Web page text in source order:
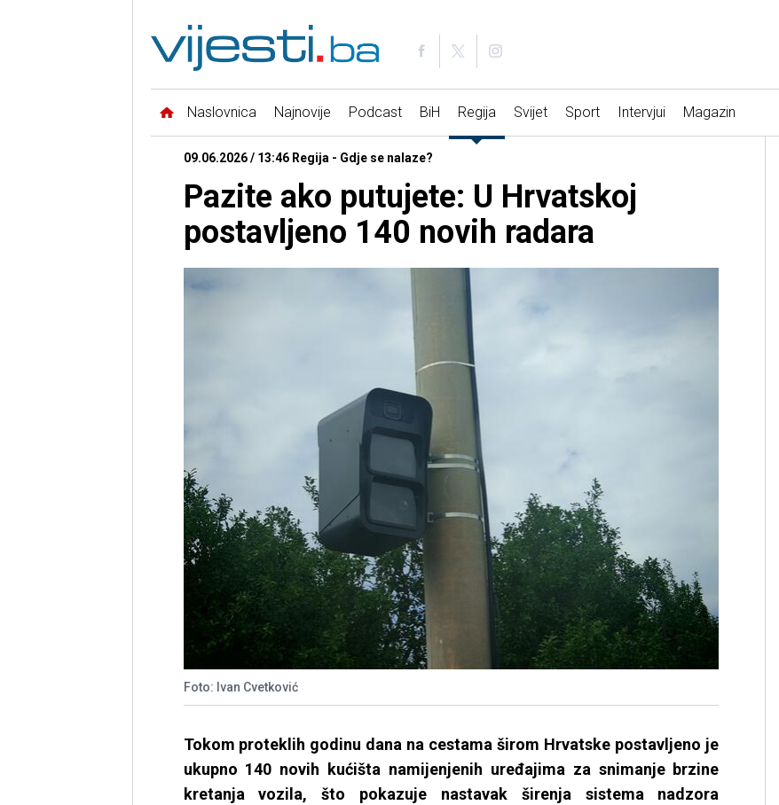
Naslovnica Najnovije Podcast BiH Regija Svijet Sport Intervjui Magazin
09.06.2026 / 13:46 Regija - Gdje se nalaze?
Pazite ako putujete: U Hrvatskoj
postavljeno 140 novih radara
Foto: Ivan Cvetković
Tokom proteklih godinu dana na cestama širom Hrvatske postavljeno je
ukupno 140 novih kućišta namijenjenih uređajima za snimanje brzine
kretanja vozila, što pokazuje nastavak širenja sistema nadzora